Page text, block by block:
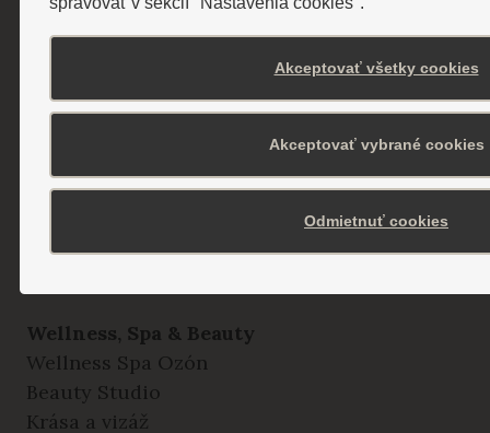
Hotely
Vilky
Detská liečebňa Valentína
Liečebné procedúry
Odborné ambulancie a vyšetrenia
Poliklinika Remedium
Wellness, Spa & Beauty
Wellness Spa Ozón
Beauty Studio
Krása a vizáž
Akceptovať všetky cookies
Akceptovať vybrané cookies
Odmietnuť cookies